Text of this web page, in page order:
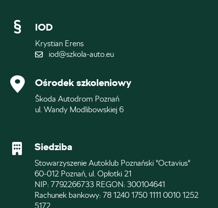
IOD
Krystian Erens
iod@szkola-auto.eu
Ośrodek szkoleniowy
Škoda Autodrom Poznań
ul. Wandy Modlibowskiej 6
Siedziba
Stowarzyszenie Autoklub Poznański "Octavius"
60-012 Poznań, ul. Opłotki 21
NIP: 7792266733 REGON: 300104641
Rachunek bankowy: 78 1240 1750 1111 0010 1252
5172